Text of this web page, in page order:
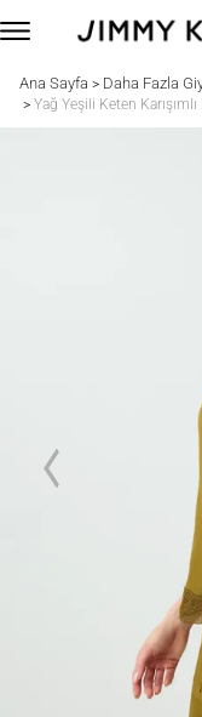
Ana Sayfa > Daha Fazla
> Yağ Yeşili Keten